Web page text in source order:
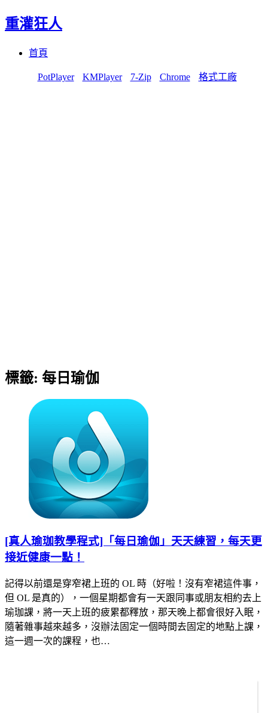
重灌狂人
首頁
PotPlayer KMPlayer 7-Zip Chrome 格式工廠
標籤: 每日瑜伽
[真人瑜珈教學程式]「每日瑜伽」天天練習，每天更
接近健康一點！
記得以前還是穿窄裙上班的 OL 時（好啦！沒有窄裙這件事，
但 OL 是真的），一個星期都會有一天跟同事或朋友相約去上
瑜珈課，將一天上班的疲累都釋放，那天晚上都會很好入眠，
隨著雜事越來越多，沒辦法固定一個時間去固定的地點上課，
這一週一次的課程，也…